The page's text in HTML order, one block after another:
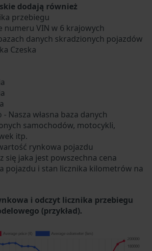
dodają również
przebiegu
numeru VIN w 6 krajowych
danych skradzionych pojazdów
Czeska
- Nasza własna baza danych
samochodów, motocykli,
itp.
rynkowa pojazdu
się jaka jest powszechna cena
pojazdu i stan licznika kilometrów na
i odczyt licznika przebiegu
(przykład).